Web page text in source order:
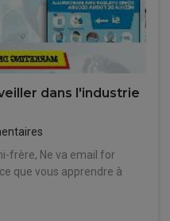
dans l'industrie
frère, Ne va email for
que vous apprendre à